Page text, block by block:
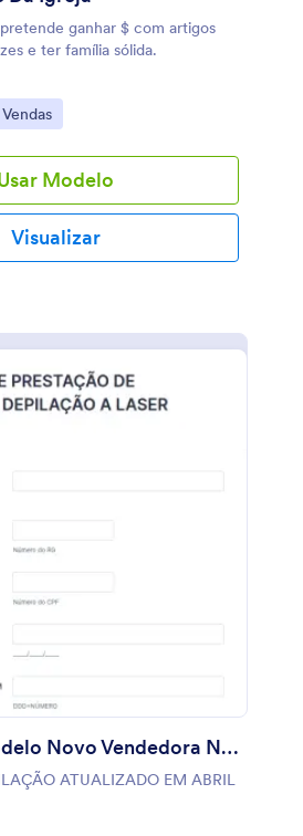
ganhar $ com artigos
e ter família sólida.
Modelo
Visualizar
Depilação Modelo Novo Vendedora Nome Da Cliente Data Da Venda
ATUALIZADO EM ABRIL